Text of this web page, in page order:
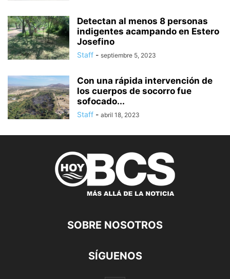
Detectan al menos 8 personas
indigentes acampando en Estero
Josefino
Staff - septiembre 5, 2023
Con una rápida intervención de
los cuerpos de socorro fue
sofocado...
Staff - abril 18, 2023
SOBRE NOSOTROS
SÍGUENOS